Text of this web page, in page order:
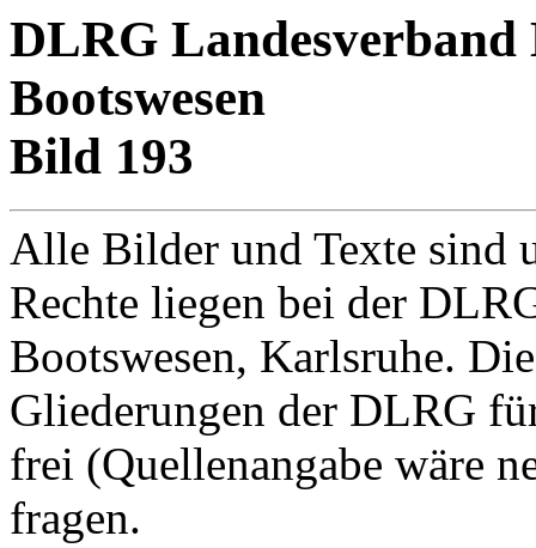
DLRG Landesverband
Bootswesen
Bild 193
Alle Bilder und Texte sind
Rechte liegen bei der
Bootswesen, Karlsruhe.
Gliederungen der DLRG
frei (Quellenangabe wäre
fragen.